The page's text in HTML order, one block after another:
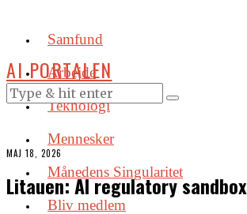
Samfund
Arbejde
Teknologi
Mennesker
Månedens Singularitet
Bliv medlem
AI PORTALEN
MAJ 18, 2026
Litauen: AI regulatory sandbox